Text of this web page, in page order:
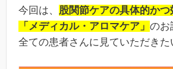
今回は、 股関節ケアの具体的か
「メディカル・アロマケア」 のお
全ての患者さんに見ていただきた